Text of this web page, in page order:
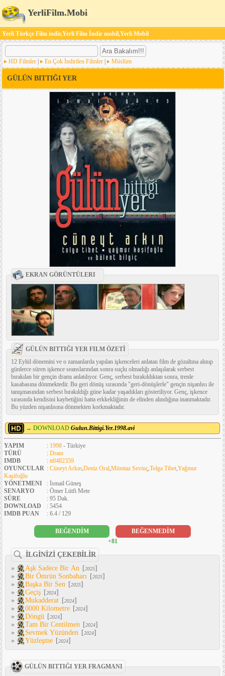
YerliFilm.Mobi
Yerli Türkçe Film indir,Yerli Film İndir mobil,Yerli Mobil
HD Filmler En Çok İndirilen Filmler Müslüm
GÜLÜN BITTIĞI YER
EKRAN GÖRÜNTÜLERI
GÜLÜN BITTIĞI YER FILM ÖZETİ
12 Eylül dönemini ve o zamanlarda yapılan işkenceleri anlatan film de gözaltına alınıp
günlerce süren işkence seanslarından sonra suçlu olmadığı anlaşılarak serbest
bırakılan bir gençin dramı anlatılıyor. Genç, serbest bırakıldıktan sonra, trenle
kasabasına dönmektedir. Bu geri dönüş sırasında "geri-dönüşlerle" gençin nişanlısı ile
tanışmasından serbest bırakıldığı güne kadar yaşadıkları gösteriliyor. Genç, işkence
sırasında kendisini kaybetiğini hatta erkkekliğinin de elinden alındığına inanmaktadır.
Bu yüzden nişanlısına dönmekten korkmaktadır.
→ DOWNLOAD Gulun.Bittigi.Yer.1998.avi
YAPIM : 1998 - Türkiye
TÜRÜ
: Dram
IMDB
: tt0482359
OYUNCULAR : Cüneyt Arkın,Deniz Oral,Mümtaz Sevinç,Tolga Tibet,Yağmur
Kaşifoğlu
YÖNETMENI
: İsmail Güneş
SENARYO
: Ömer Lütfi Mete
SÜRE
: 95 Dak.
DOWNLOAD
: 5454
IMDB PUAN
: 6.4 / 129
BEĞENDİM
BEĞENMEDİM
+81
İLGİNİZİ ÇEKEBİLİR
»
Aşk Sadece Bir An [2025]
»
Bir Ömrün Sonbaharı [2025]
»
Başka Bir Sen [2025]
»
Geçiş [2024]
»
Mukadderat [2024]
»
0000 Kilometre [2024]
»
Döngü [2024]
»
Tam Bir Centilmen [2024]
»
Sevmek Yüzünden [2024]
»
Yüzleşme [2024]
GÜLÜN BITTIĞI YER FRAGMANI